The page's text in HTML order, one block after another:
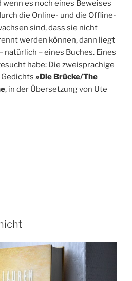
es noch eines Beweises
die Online- und die Offline-
sind, dass sie nicht
werden können, dann liegt
natürlich – eines Buches. Eines
habe: Die zweisprachige
»Die Brücke/The
, in der Übersetzung von Ute